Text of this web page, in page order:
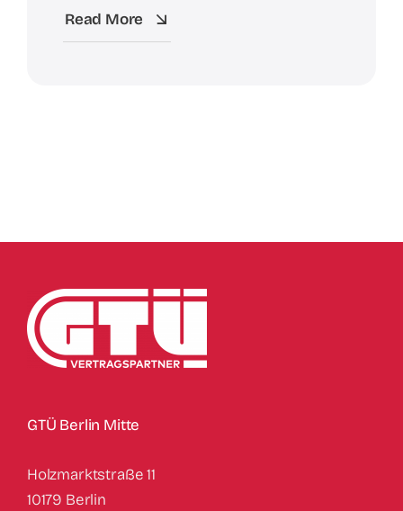
Read More
GTÜ Berlin Mitte
Holzmarktstraße 11
10179 Berlin